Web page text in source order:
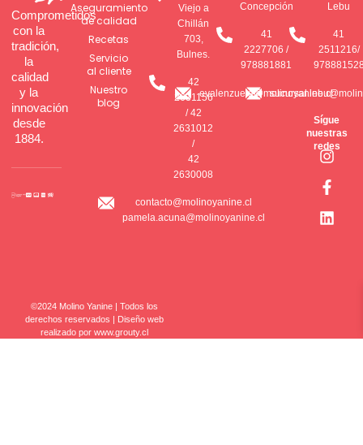
Comprometidos
con la
tradición,
la
calidad
y la
innovación
desde
1884.
Aseguramiento
de calidad
Recetas
Servicio
al cliente
Nuestro
blog
Viejo a
Chillán
703,
Bulnes.
42
2631156
/ 42
2631012
/
42
2630008
contacto@molinoyanine.cl
pamela.acuna@molinoyanine.cl
Concepción
41
2227706 /
978881881
evalenzuela@molinoyanine.cl
Lebu
41
2511216/
Sígue
nuestras
redes
I
n
s
t
a
g
F
a
c
e
b
o
L
i
n
k
e
d
©2024 Molino Yanine | Todos los
derechos reservados | Diseño web
realizado por www.grouty.cl